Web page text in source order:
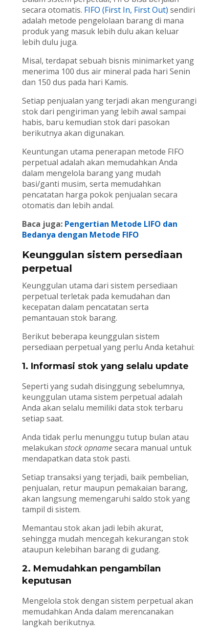
secara otomatis. FIFO (First In, First Out) sendiri
adalah metode pengelolaan barang di mana
produk yang masuk lebih dulu akan keluar
lebih dulu juga.
Misal, terdapat sebuah bisnis minimarket yang
menerima 100 dus air mineral pada hari Senin
dan 150 dus pada hari Kamis.
Setiap penjualan yang terjadi akan mengurangi
stok dari pengiriman yang lebih awal sampai
habis, baru kemudian stok dari pasokan
berikutnya akan digunakan.
Keuntungan utama penerapan metode FIFO
perpetual adalah akan memudahkan Anda
dalam mengelola barang yang mudah
basi/ganti musim, serta memudahkan
pencatatan harga pokok penjualan secara
otomatis dan lebih andal.
Baca juga: Pengertian Metode LIFO dan
Bedanya dengan Metode FIFO
Keunggulan sistem persediaan
perpetual
Keunggulan utama dari sistem persediaan
perpetual terletak pada kemudahan dan
kecepatan dalam pencatatan serta
pemantauan stok barang.
Berikut beberapa keunggulan sistem
persediaan perpetual yang perlu Anda ketahui:
1. Informasi stok yang selalu update
Seperti yang sudah disinggung sebelumnya,
keunggulan utama sistem perpetual adalah
Anda akan selalu memiliki data stok terbaru
setiap saat.
Anda tidak perlu menunggu tutup bulan atau
melakukan stock opnamesecara manual untuk
mendapatkan data stok pasti.
Setiap transaksi yang terjadi, baik pembelian,
penjualan, retur maupun pemakaian barang,
akan langsung memengaruhi saldo stok yang
tampil di sistem.
Memantau stok akan jadi lebih akurat,
sehingga mudah mencegah kekurangan stok
ataupun kelebihan barang di gudang.
2. Memudahkan pengambilan
keputusan
Mengelola stok dengan sistem perpetual akan
memudahkan Anda dalam merencanakan
langkah berikutnya.